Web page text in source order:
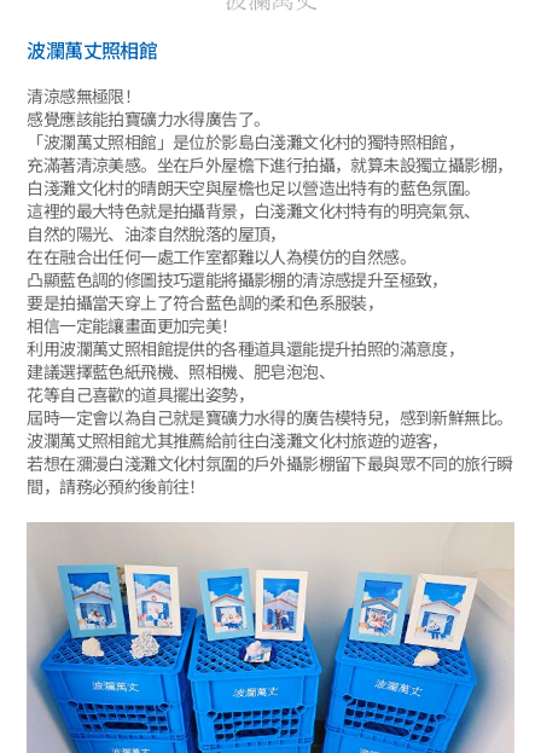
波瀾萬丈照相館
清涼感無極限！
感覺應該能拍寶礦力水得廣告了。
「波瀾萬丈照相館」是位於影島白淺灘文化村的獨特照相館，
充滿著清涼美感。坐在戶外屋檐下進行拍攝，就算未設獨立攝影棚，
白淺灘文化村的晴朗天空與屋檐也足以營造出特有的藍色氛圍。
這裡的最大特色就是拍攝背景，白淺灘文化村特有的明亮氣氛、
自然的陽光、油漆自然脫落的屋頂，
在在融合出任何一處工作室都難以人為模仿的自然感。
凸顯藍色調的修圖技巧還能將攝影棚的清涼感提升至極致，
要是拍攝當天穿上了符合藍色調的柔和色系服裝，
相信一定能讓畫面更加完美！
利用波瀾萬丈照相館提供的各種道具還能提升拍照的滿意度，
建議選擇藍色紙飛機、照相機、肥皂泡泡、
花等自己喜歡的道具擺出姿勢，
屆時一定會以為自己就是寶礦力水得的廣告模特兒，感到新鮮無比。
波瀾萬丈照相館尤其推薦給前往白淺灘文化村旅遊的遊客，
若想在瀰漫白淺灘文化村氛圍的戶外攝影棚留下最與眾不同的旅行瞬
間，請務必預約後前往！